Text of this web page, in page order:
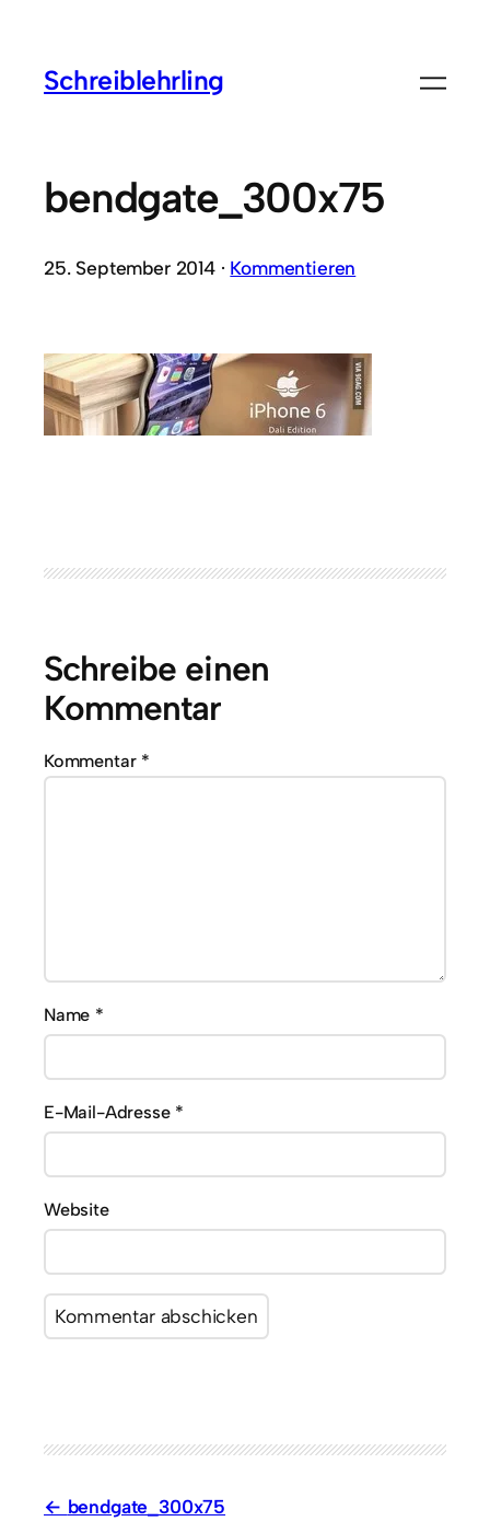
Schreiblehrling
bendgate_300x75
25. September 2014 · Kommentieren
Schreibe einen
Kommentar
Kommentar *
Name *
E-Mail-Adresse *
Website
bendgate_300x75